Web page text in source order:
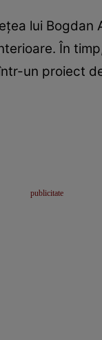
lui Bogdan
În
un proiect